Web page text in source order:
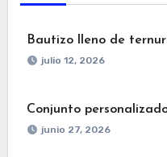
Bautizo lleno de
julio 12, 2026
Conjunto
junio 27, 2026